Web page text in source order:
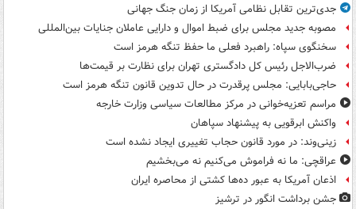
جدی‌ترین تقابل نظامی آمریکا از زمان جنگ جهانی
مصوبه جدید مجلس برای ضبط اموال و دارایی عاملان جنایات بین‌المللی
سخنگوی سپاه: راهبرد فعلی ما حفظ تنگه هرمز است
ضرب‌الاجل رئیس کل دادگستری تهران برای نظارت بر قیمت‌ها
حاجی‌بابایی: مجلس پرقدرت در حال تدوین قانون تنگه هرمز است
مراسم تعزیه‌خوانی در مرکز مطالعات سیاسی وزارت خارجه
واکنش ابرقویی به پیشنهاد سپاهان
زینی‌وند: در مورد قانون حجاب تغییری ایجاد نشده است
عراقچی: ما نه فراموش می‌کنیم نه می‌بخشیم
اذعان آمریکا به عبور ده‌ها کشتی از محاصره ایران
جشن برداشت انگور در ترشیز